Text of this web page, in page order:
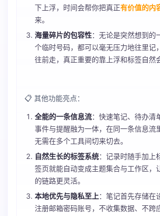
下上浮，时间会帮你把真正有价值的内
来。
海量碎片的包容性：无论是突然想到的
个临时号码，都可以毫无压力地往里记
往前走，真正重要的靠上浮和标签自然
📋 其他功能亮点：
全能的一条信息流：快速笔记、待办清
事件与提醒融为一体，在同一条信息流
无需在多个工具间切来切去。
自然生长的标签系统：记录时随手加上
签页就能自动变成主题集合与工作区，
的链路更灵活。
本地优先与隐私至上：笔记首先存储在
注册邮箱密码账号，不收集数据、不跨